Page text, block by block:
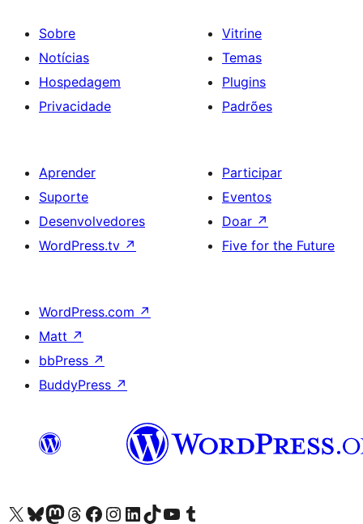
Sobre
Notícias
Hospedagem
Privacidade
Vitrine
Temas
Plugins
Padrões
Aprender
Suporte
Desenvolvedores
WordPress.tv ↗
Participar
Eventos
Doar ↗
Five for the Future
WordPress.com ↗
Matt ↗
bbPress ↗
BuddyPress ↗
Acessar nossa conta do X (antigo Twitter)
Acessar nossa conta do Bluesky
Acessar nossa conta do Mastodon
Acessar nossa conta do Threads
Acessar nossa página do Facebook
Acessar nossa conta do Instagram
Acessar nossa conta do LinkedIn
Acessar nossa conta do TikTok
Acessar nosso canal do YouTube
Acessar nossa conta no Tumblr